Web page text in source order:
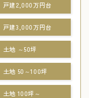
戸建2,000万円台
戸建3,000万円台
土地 ～50坪
土地 50～100坪
土地 100坪～